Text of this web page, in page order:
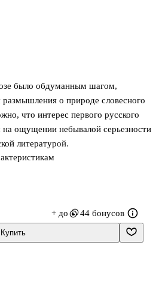
было обдуманным шагом,
о природе словесного
что интерес первого русского
на ощущении небывалой серьезности
литературой.
А. С. Пушкина: «Арап Петра
+ до 44 бонусов
Купить